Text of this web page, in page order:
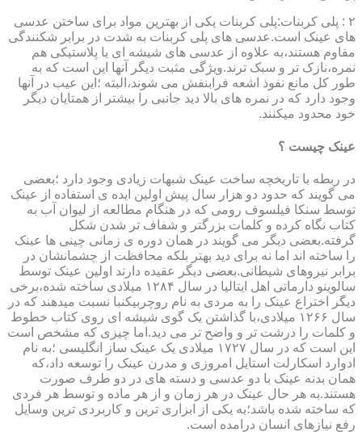
۲ : پلی کربنات:پلی کربنات یکی از بهترین مواد برای ساختن عدسی
های عینک است.عدسی های پلی کربنات به شدت در برابر شکنندگی
مقاوم هستند،به علاوه از عدسی های شیشه ای یا پلاستیکی هم
نمره،نازک تر و سبک ترند.ویژگی مثبت دیگر آنها این است که به
طور کل مانع نفوذ اشعه فرابنفش می شوند،البته ؛این عیب در آنها
وجود دارد که در نمره های بالا دید جانبی را بیشتر از همتایان دیگر
خود محدود میکنند.
عینک چیست ؟
در ربطه با تاریخچه ساخت عینک شبهات زیادی وجود دارد ؛بعضی
می گویند که حدود دو هزار سال پیش اولین ایده ی استفاده از عینک
توسط سنکا فیلسوف رومی که در هنگام مطالعه از لیوان آب به
کتاب نگاه کرده و کلمات بزرگتر و شفاف تر شدن شکل
گرفته.بعضی دیگر می گویند در همان دوره ی زمانی چینی ها عینک
را ساخته اند اما نه برای دید بهتر بلکه محافظت از چشمانشان در
برابر نیروهای شیطانی.بعضی دیگر عقیده دارند اولین عینک توسط
سالوینو دارماتی اهل ایتالیا در سال ۱۲۸۴ میلادی ساخته شده،برخی
دیگر اختراع عینک را به مردی به نام روچربیکنبا نسبت میدهند که در
سال ۱۲۶۶ میلادی،با گذاشتن یک گوی شیشه ای روی کتاب خطوط
و کلمات را درشت تر و واضح تر می دید.اما چیزی که مشخص است
این است که در سال ۱۷۲۷ میلادی یک عینک ساز انگلیسی ؛به نام
ادوارد اسکارلت استایل امروزی و مدرن عینک را توسعه داد،که
همان بدنه عینک با دو عدسی و دسته های در دو طرف صورت
هستند.به هر حال عینک در هر زمان و از هر ماده و توسط هر فردی
که ساخته شده باشد؛به یکی از ابزاری ترین و کاربردی ترین وسایل
رفع نیازهای انسان درامده است.